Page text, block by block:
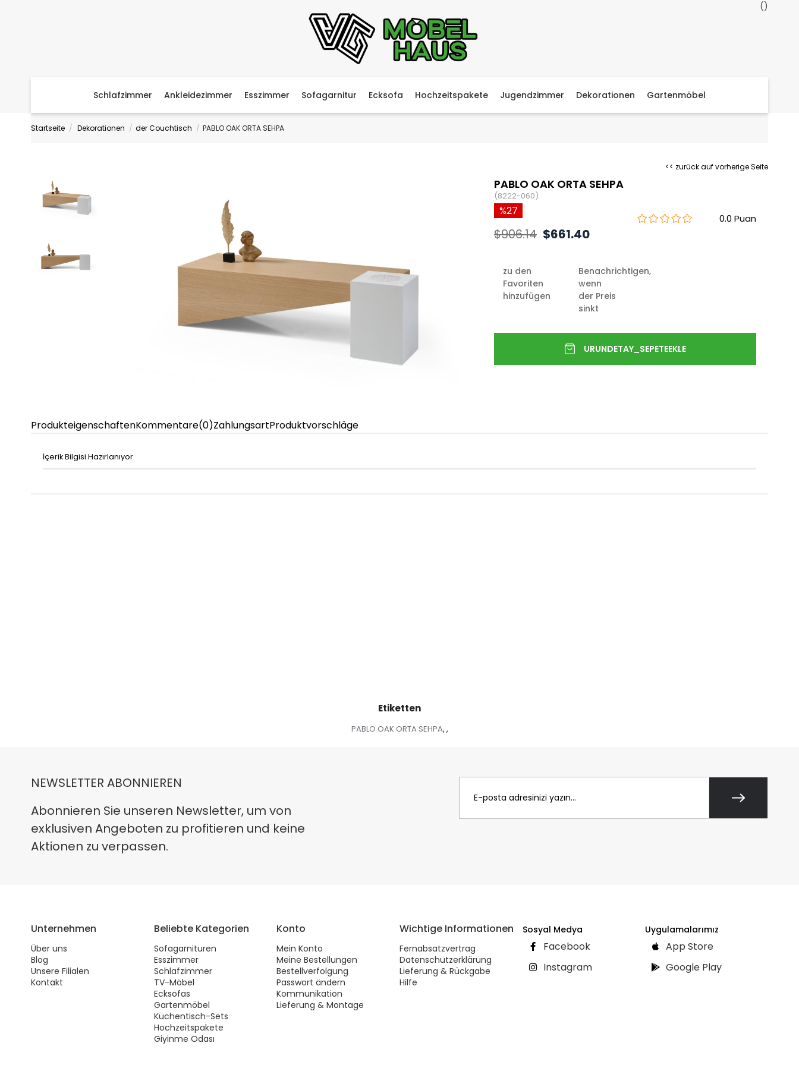
Schlafzimmer Ankleidezimmer Esszimmer Sofagarnitur Ecksofa Hochzeitspakete Jugendzimmer Dekorationen Gartenmöbel
Startseite Dekorationen der Couchtisch PABLO OAK ORTA SEHPA
<< zurück auf vorherige Seite
PABLO OAK ORTA SEHPA
(8222-060)
0.0
27
$906.14 $661.40
zu den
Favoriten
hinzufügen
Benachrichtigen,
wenn
der Preis
sinkt
ProdukteigenschaftenKommentare(0)ZahlungsartProduktvorschläge
İçerik Bilgisi Hazırlanıyor
Etiketten
PABLO OAK ORTA SEHPA, ,
NEWSLETTER ABONNIEREN
Abonnieren Sie unseren Newsletter, um von
exklusiven Angeboten zu profitieren und keine
Aktionen zu verpassen.
Unternehmen
Über uns
Blog
Unsere Filialen
Kontakt
Beliebte Kategorien
Sofagarnituren
Esszimmer
Schlafzimmer
TV-Möbel
Ecksofas
Gartenmöbel
Küchentisch-Sets
Hochzeitspakete
Giyinme Odası
Konto
Mein Konto
Meine Bestellungen
Bestellverfolgung
Passwort ändern
Kommunikation
Lieferung & Montage
Wichtige Informationen
Fernabsatzvertrag
Datenschutzerklärung
Lieferung & Rückgabe
Hilfe
Sosyal Medya
Facebook
Instagram
Uygulamalarımız
App Store
Google Play